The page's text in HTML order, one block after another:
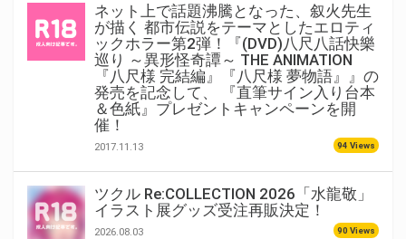
ネット上で話題沸騰となった、叙火先生
が描く 都市伝説をテーマとしたエロティ
ックホラー第2弾！『(DVD)八尺八話快樂
巡り ～異形怪奇譚～ THE ANIMATION
『八尺様 完結編』『八尺様 夢物語』』の
発売を記念して、 『直筆サイン入り台本
＆色紙』プレゼントキャンペーンを開
催！
2017.11.13 94 Views
ツクル Re:COLLECTION 2026「水龍敬」
イラスト展グッズ受注再販決定！
2026.08.03 90 Views